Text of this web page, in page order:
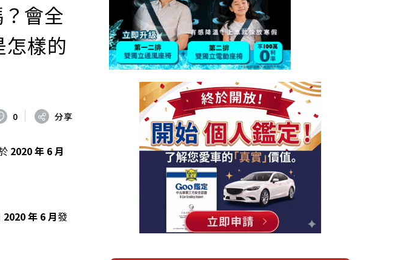
會全
樣的
0 分享
2020 年 6 月
2020 年 6 月發